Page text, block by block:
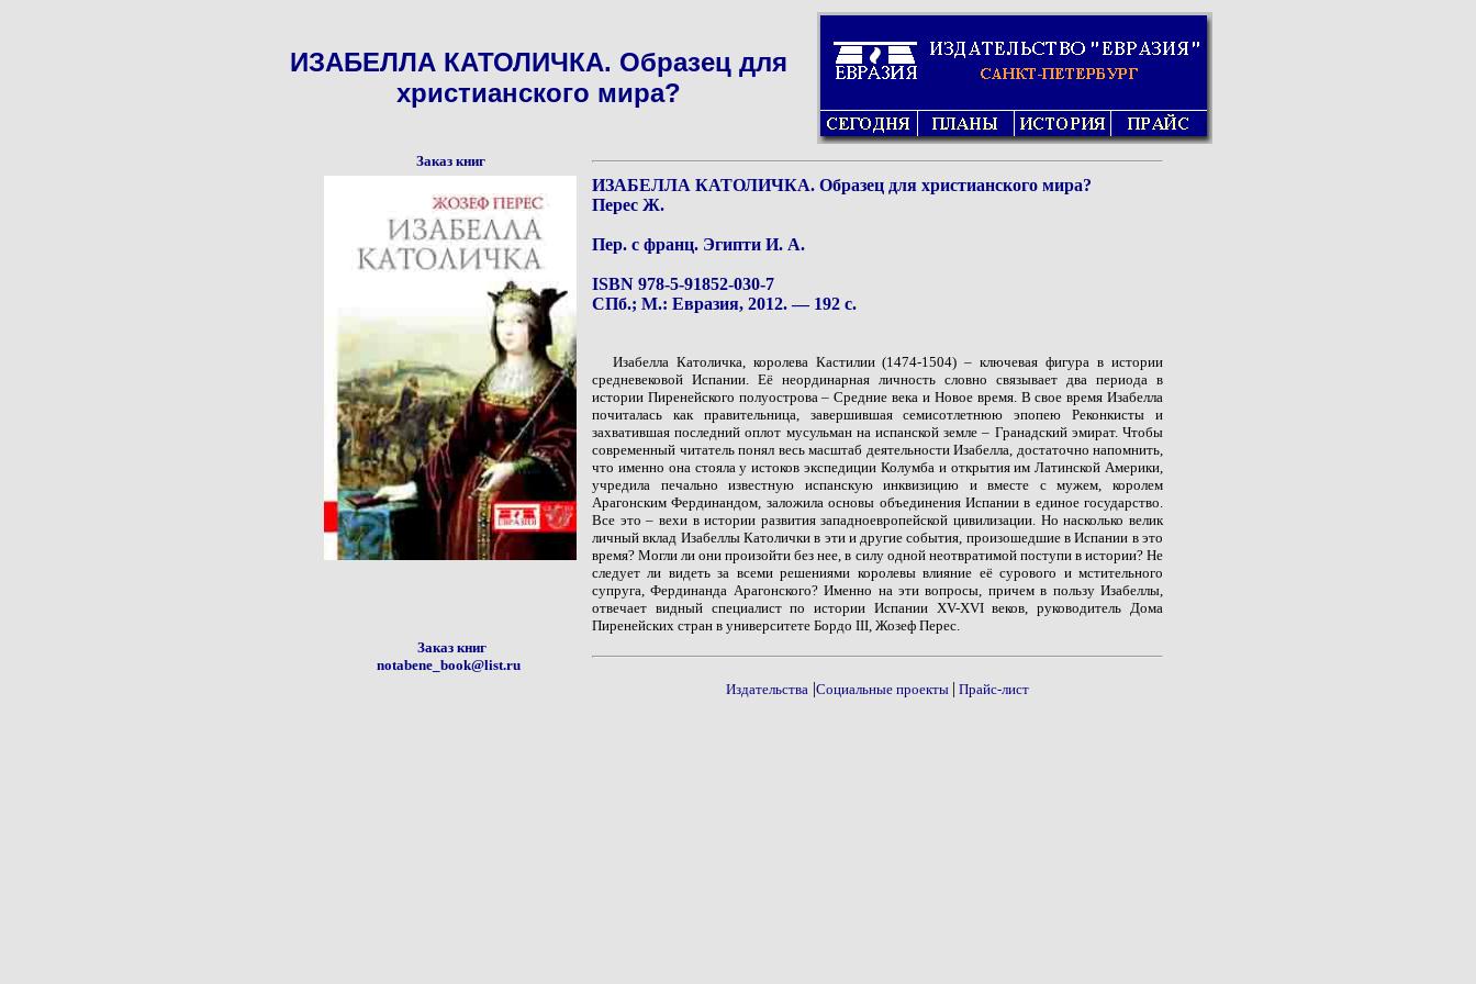
ИЗАБЕЛЛА КАТОЛИЧКА. Образец для
христианского мира?
Заказ книг
ИЗАБЕЛЛА КАТОЛИЧКА. Образец для христианского мира?
Перес Ж.
Пер. с франц. Эгипти И. А.
ISBN 978-5-91852-030-7
СПб.; М.: Евразия, 2012. — 192 с.
Изабелла Католичка, королева Кастилии (1474-1504) – ключевая фигура в истории
средневековой Испании. Её неординарная личность словно связывает два периода в
истории Пиренейского полуострова – Средние века и Новое время. В свое время Изабелла
почиталась как правительница, завершившая семисотлетнюю эпопею Реконкисты и
захватившая последний оплот мусульман на испанской земле – Гранадский эмират. Чтобы
современный читатель понял весь масштаб деятельности Изабелла, достаточно напомнить,
что именно она стояла у истоков экспедиции Колумба и открытия им Латинской Америки,
учредила печально известную испанскую инквизицию и вместе с мужем, королем
Арагонским Фердинандом, заложила основы объединения Испании в единое государство.
Все это – вехи в истории развития западноевропейской цивилизации. Но насколько велик
личный вклад Изабеллы Католички в эти и другие события, произошедшие в Испании в это
время? Могли ли они произойти без нее, в силу одной неотвратимой поступи в истории? Не
следует ли видеть за всеми решениями королевы влияние её сурового и мстительного
супруга, Фердинанда Арагонского? Именно на эти вопросы, причем в пользу Изабеллы,
отвечает видный специалист по истории Испании XV-XVI веков, руководитель Дома
Пиренейских стран в университете Бордо III, Жозеф Перес.
Заказ книг
notabene_book@list.ru
Издательства |Социальные проекты | Прайс-лист